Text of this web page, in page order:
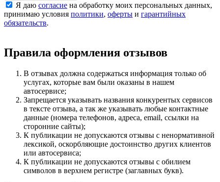
Я даю согласие на обработку моих персональных данных,
принимаю условия политики, оферты и гарантийных
обязательств.
Правила оформления отзывов
В отзывах должна содержаться информация только об
услугах, которые вам были оказаны в нашем
автосервисе;
Запрещается указывать названия конкурентых сервисов
в тексте отзыва, а так же указывать любые контактные
данные (номера телефонов, адреса, email, ссылки на
сторонние сайты);
К публикации не допускаются отзывы с ненормативной
лексикой, оскорбляющие достоинство других клиентов
или автосервиса;
К публикации не допускаются отзывы с обилием
символов в верхнем регистре (заглавных букв).